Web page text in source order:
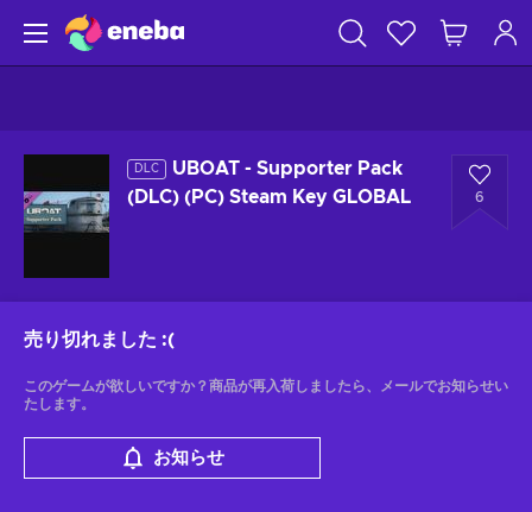
DLC
UBOAT - Supporter Pack
(DLC) (PC) Steam Key GLOBAL
6
売り切れました :(
このゲームが欲しいですか？商品が再入荷しましたら、メールでお知らせい
たします。
お知らせ